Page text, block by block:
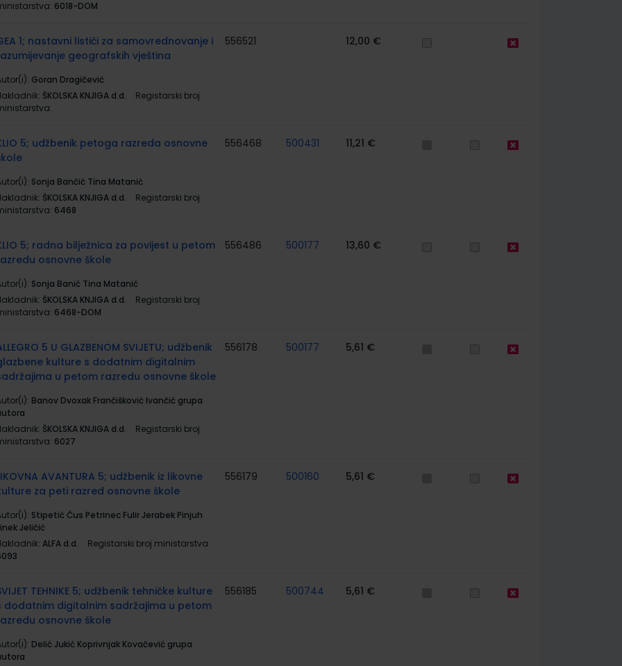
6018-DOM
1; nastavni listići za samovrednovanje i
geografskih vještina
Goran Dragičević
ŠKOLSKA KNJIGA d.d.
Registarski broj
556521 12,00 €
5; udžbenik petoga razreda osnovne
Sonja Bančić Tina Matanić
ŠKOLSKA KNJIGA d.d.
Registarski broj
6468
556468 500431 11,21 €
5; radna bilježnica za povijest u petom
osnovne škole
Sonja Banić Tina Matanić
ŠKOLSKA KNJIGA d.d.
Registarski broj
6468-DOM
556486 500177 13,60 €
5 U GLAZBENOM SVIJETU; udžbenik
kulture s dodatnim digitalnim
u petom razredu osnovne škole
Banov Dvoxak Frančišković Ivančić grupa
ŠKOLSKA KNJIGA d.d.
Registarski broj
6027
556178 500177 5,61 €
AVANTURA 5; udžbenik iz likovne
za peti razred osnovne škole
Stipetić Čus Petrinec Fulir Jerabek Pinjuh
Jeličić
ALFA d.d.
Registarski broj ministarstva:
556179 500160 5,61 €
TEHNIKE 5; udžbenik tehničke kulture
dodatnim digitalnim sadržajima u petom
osnovne škole
Delić Jukić Koprivnjak Kovačević grupa
556185 500744 5,61 €